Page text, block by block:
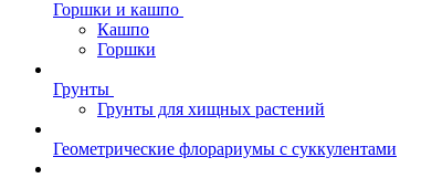
Горшки и кашпо
Кашпо
Горшки
Грунты
Грунты для хищных растений
Геометрические флорариумы с суккулентами